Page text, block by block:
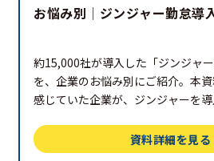
お悩み別│ジンジャー勤怠導
約15,000社が導入した「ジンジャ
を、企業のお悩み別にご紹介。本
感じていた企業が、ジンジャーを
資料詳細を見る